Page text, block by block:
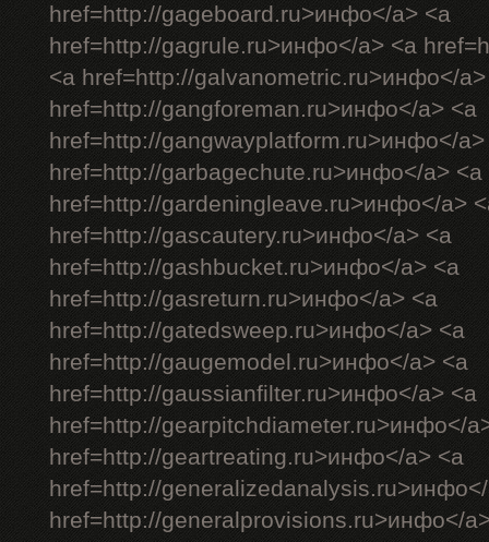
href=http://gageboard.ru>инфо</a> <a
href=http://gagrule.ru>инфо</a> <a
<a href=http://galvanometric.ru>инфо</
href=http://gangforeman.ru>инфо</a> <a
href=http://gangwayplatform.ru>инфо</a>
href=http://garbagechute.ru>инфо</a> <a
href=http://gardeningleave.ru>инфо</a>
href=http://gascautery.ru>инфо</a> <a
href=http://gashbucket.ru>инфо</a> <a
href=http://gasreturn.ru>инфо</a> <a
href=http://gatedsweep.ru>инфо</a> <a
href=http://gaugemodel.ru>инфо</a> <a
href=http://gaussianfilter.ru>инфо</a> <a
href=http://gearpitchdiameter.ru>инфо</
href=http://geartreating.ru>инфо</a> <a
href=http://
href=http://generalprovisions.ru>инфо</